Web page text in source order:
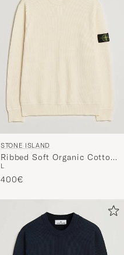
Stil"
Sie
eine
Auswahl,
Stil
STONE ISLAND
Ribbed Soft Organic Cotton
Crewneck Ivory
L
400€